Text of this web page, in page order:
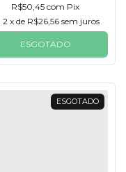
R$50,45com Pix
2 x de R$26,56 sem juros
ESGOTADO
ESGOTADO